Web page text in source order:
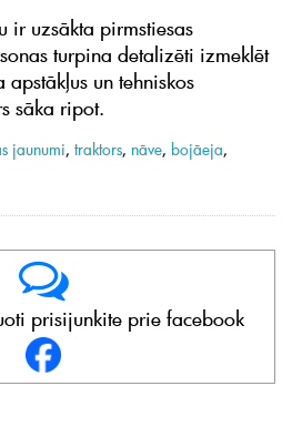
ir uzsākta pirmstiesas
turpina detalizēti izmeklēt
un tehniskos
sāka ripot.
jaunumi, traktors, nāve, bojāeja,
prisijunkite prie facebook